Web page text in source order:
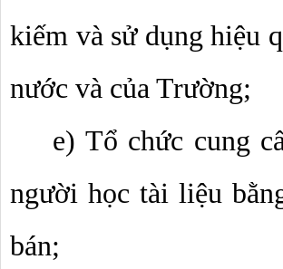
kiếm và sử dụng hiệu
nước và của Trường;
e) Tổ chức cung
người học tài liệu
bán;